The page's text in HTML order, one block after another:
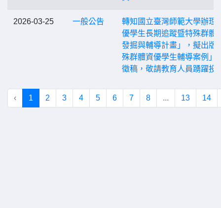
2026-03-25 一般公告
轉知國立臺灣師範大學辦理
優學生長期追蹤暨特殊群體
發掘與輔導計畫」，擬出版
殊群體資優學生輔導案例」
徵稿，敬請教育人員踴躍投
‹ 1 2 3 4 5 6 7 8 ... 13 14